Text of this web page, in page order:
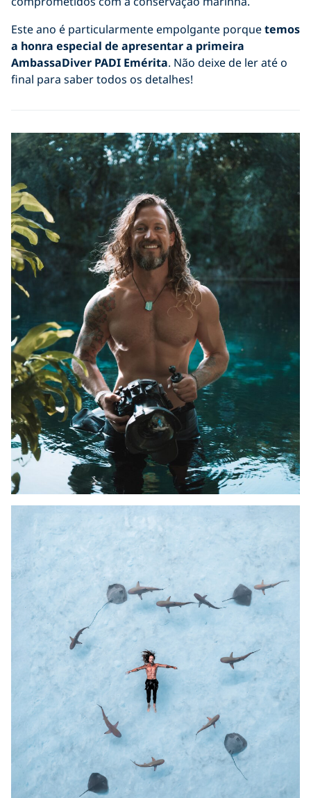
Este ano é particularmente empolgante porquetemos
a honra especial de apresentar a primeira
AmbassaDiver PADI Emérita. Não deixe de ler até o
final para saber todos os detalhes!